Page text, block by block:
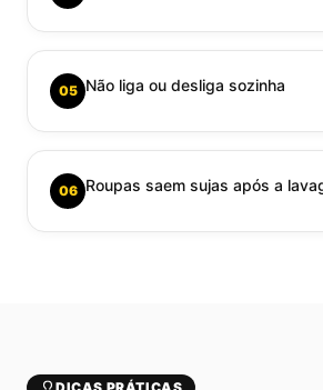
05 Não liga ou desliga sozinha
06 Roupas saem sujas após a